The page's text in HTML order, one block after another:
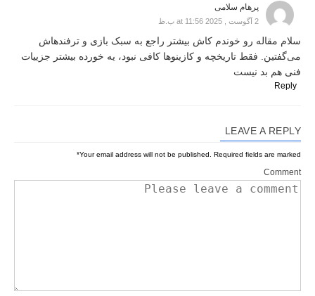
پرهام سلامی
2 آگوست , 2025 at 11:56 ب.ظ
سلام مقاله رو خوندم کاش بیشتر راجع به سبک بازی و ترفندهاش
می‌گفتین. فقط تاریخچه و کازینوها کافی نبود، یه خورده بیشتر جزییات
فنی هم بد نیست
Reply
LEAVE A REPLY
Your email address will not be published. Required fields are marked
*
Comment